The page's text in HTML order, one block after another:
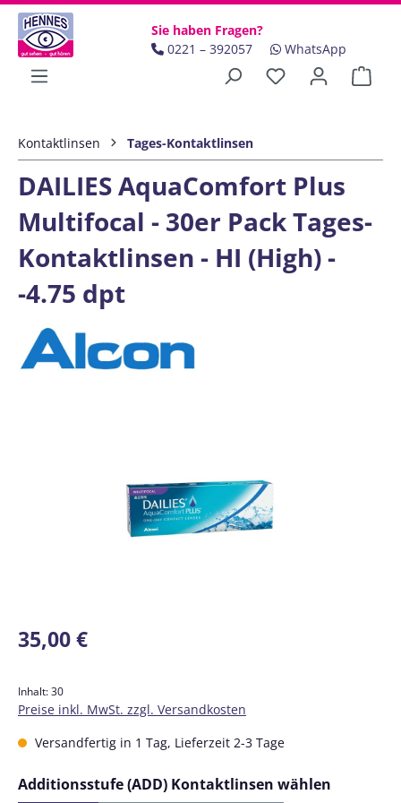
Zum Hauptinhalt springen
Sie haben Fragen?
0221 – 392057
WhatsApp
Kontaktlinsen Tages-Kontaktlinsen
DAILIES AquaComfort Plus
Multifocal - 30er Pack Tages-
Kontaktlinsen - HI (High) -
-4.75 dpt
Regulärer Preis:
35,00 €
Inhalt:30
Preise inkl. MwSt. zzgl. Versandkosten
Versandfertig in 1 Tag, Lieferzeit 2-3 Tage
Additionsstufe (ADD) Kontaktlinsen wählen